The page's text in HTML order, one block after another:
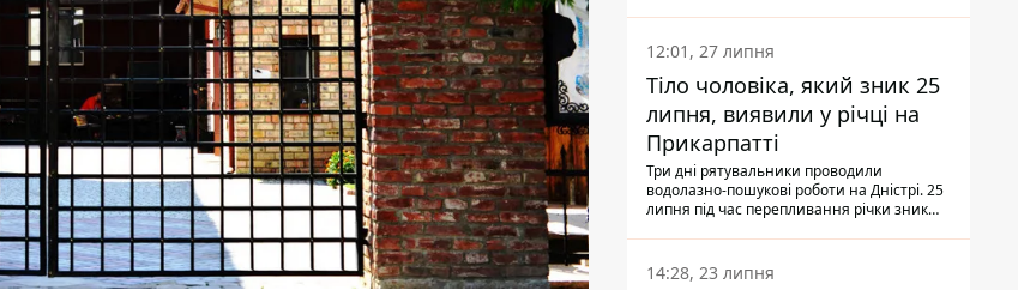
Також травми отримала водійка
автомобіля.
12:01, 27 липня
Тіло чоловіка, який зник 25
липня, виявили у річці на
Прикарпатті
Три дні рятувальники проводили
водолазно-пошукові роботи на Дністрі. 25
липня під час перепливання річки зник
виявили тіло.
14:28, 23 липня